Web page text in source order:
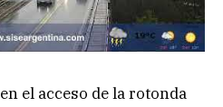
el acceso de la rotonda